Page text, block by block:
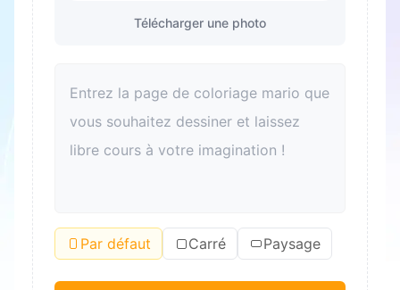
Télécharger une photo
Par défaut Carré Paysage